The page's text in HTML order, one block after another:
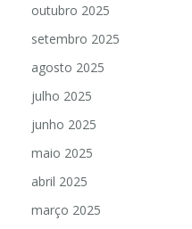
outubro 2025
setembro 2025
agosto 2025
julho 2025
junho 2025
maio 2025
abril 2025
março 2025